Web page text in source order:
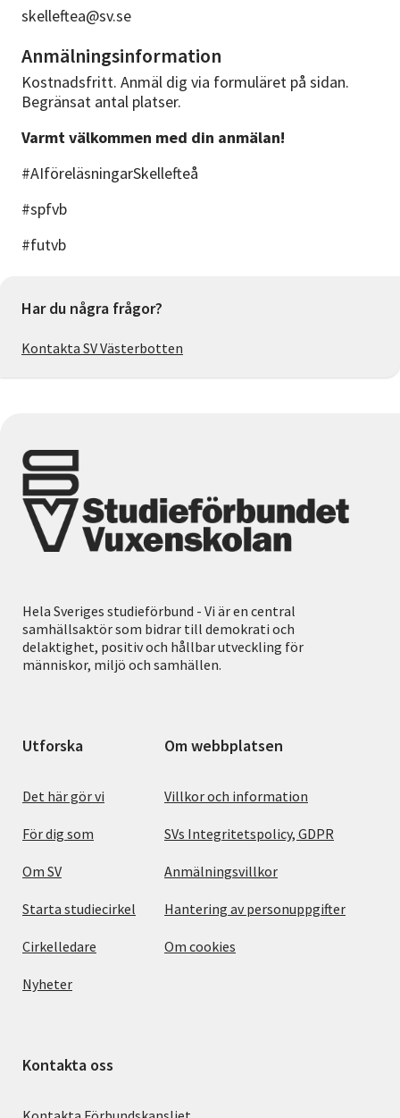
skelleftea@sv.se
Anmälningsinformation
Kostnadsfritt. Anmäl dig via formuläret på sidan.
Begränsat antal platser.
Varmt välkommen med din anmälan!
#AIföreläsningarSkellefteå
#spfvb
#futvb
Har du några frågor?
Kontakta SV Västerbotten
Hela Sveriges studieförbund - Vi är en central
samhällsaktör som bidrar till demokrati och
delaktighet, positiv och hållbar utveckling för
människor, miljö och samhällen.
Utforska
Det här gör vi
För dig som
Om SV
Starta studiecirkel
Cirkelledare
Nyheter
Om webbplatsen
Villkor och information
SVs Integritetspolicy, GDPR
Anmälningsvillkor
Hantering av personuppgifter
Om cookies
Kontakta oss